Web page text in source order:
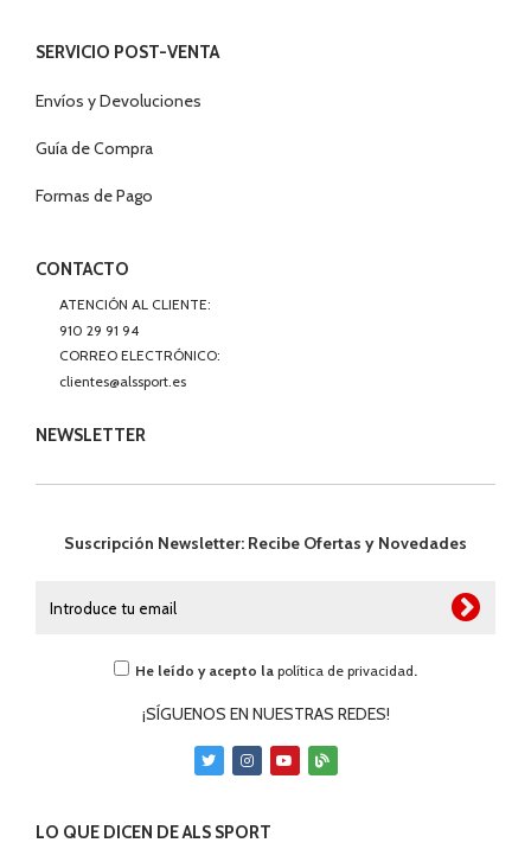
SERVICIO POST-VENTA
Envíos y Devoluciones
Guía de Compra
Formas de Pago
CONTACTO
ATENCIÓN AL CLIENTE:
910 29 91 94
CORREO ELECTRÓNICO:
clientes@alssport.es
NEWSLETTER
Suscripción Newsletter: Recibe Ofertas y Novedades
He leído y acepto la política de privacidad.
¡SÍGUENOS EN NUESTRAS REDES!
LO QUE DICEN DE ALS SPORT